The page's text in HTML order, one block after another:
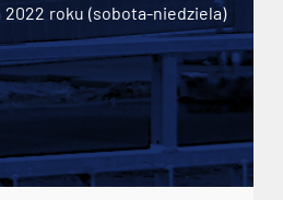
2022 roku (sobota-niedziela)